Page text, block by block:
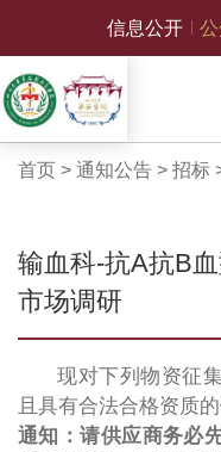
信息公开
首页 > 通知公告> 招标
输血科-抗A抗B
市场调研
现对下列物资征
且具有合法合格资质
通知：请供应商务必